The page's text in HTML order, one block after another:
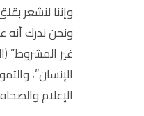
وإننا لنشعر
ونحن ندرك أنه
غير المشروط”
الإنسان”،
الإعلام